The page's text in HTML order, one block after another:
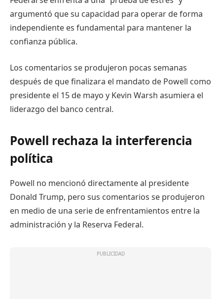
argumentó que su capacidad para operar de forma
independiente es fundamental para mantener la
confianza pública.
Los comentarios se produjeron pocas semanas
después de que finalizara el mandato de Powell como
presidente el 15 de mayo y Kevin Warsh asumiera el
liderazgo del banco central.
Powell rechaza la interferencia
política
Powell no mencionó directamente al presidente
Donald Trump, pero sus comentarios se produjeron
en medio de una serie de enfrentamientos entre la
administración y la Reserva Federal.